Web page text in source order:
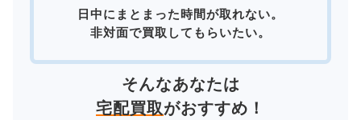
日中にまとまった時間が取れない。
非対面で買取してもらいたい。
そんなあなたは
宅配買取がおすすめ！